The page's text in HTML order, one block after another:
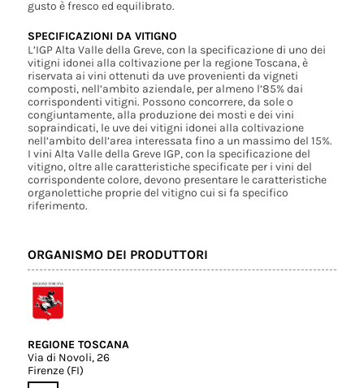
gusto è fresco ed equilibrato.
SPECIFICAZIONI DA VITIGNO
L’IGP Alta Valle della Greve, con la specificazione di uno dei
vitigni idonei alla coltivazione per la regione Toscana, è
riservata ai vini ottenuti da uve provenienti da vigneti
composti, nell’ambito aziendale, per almeno l’85% dai
corrispondenti vitigni. Possono concorrere, da sole o
congiuntamente, alla produzione dei mosti e dei vini
sopraindicati, le uve dei vitigni idonei alla coltivazione
nell’ambito dell’area interessata fino a un massimo del 15%.
I vini Alta Valle della Greve IGP, con la specificazione del
vitigno, oltre alle caratteristiche specificate per i vini del
corrispondente colore, devono presentare le caratteristiche
organolettiche proprie del vitigno cui si fa specifico
riferimento.
ORGANISMO DEI PRODUTTORI
REGIONE TOSCANA
Via di Novoli, 26
Firenze (FI)